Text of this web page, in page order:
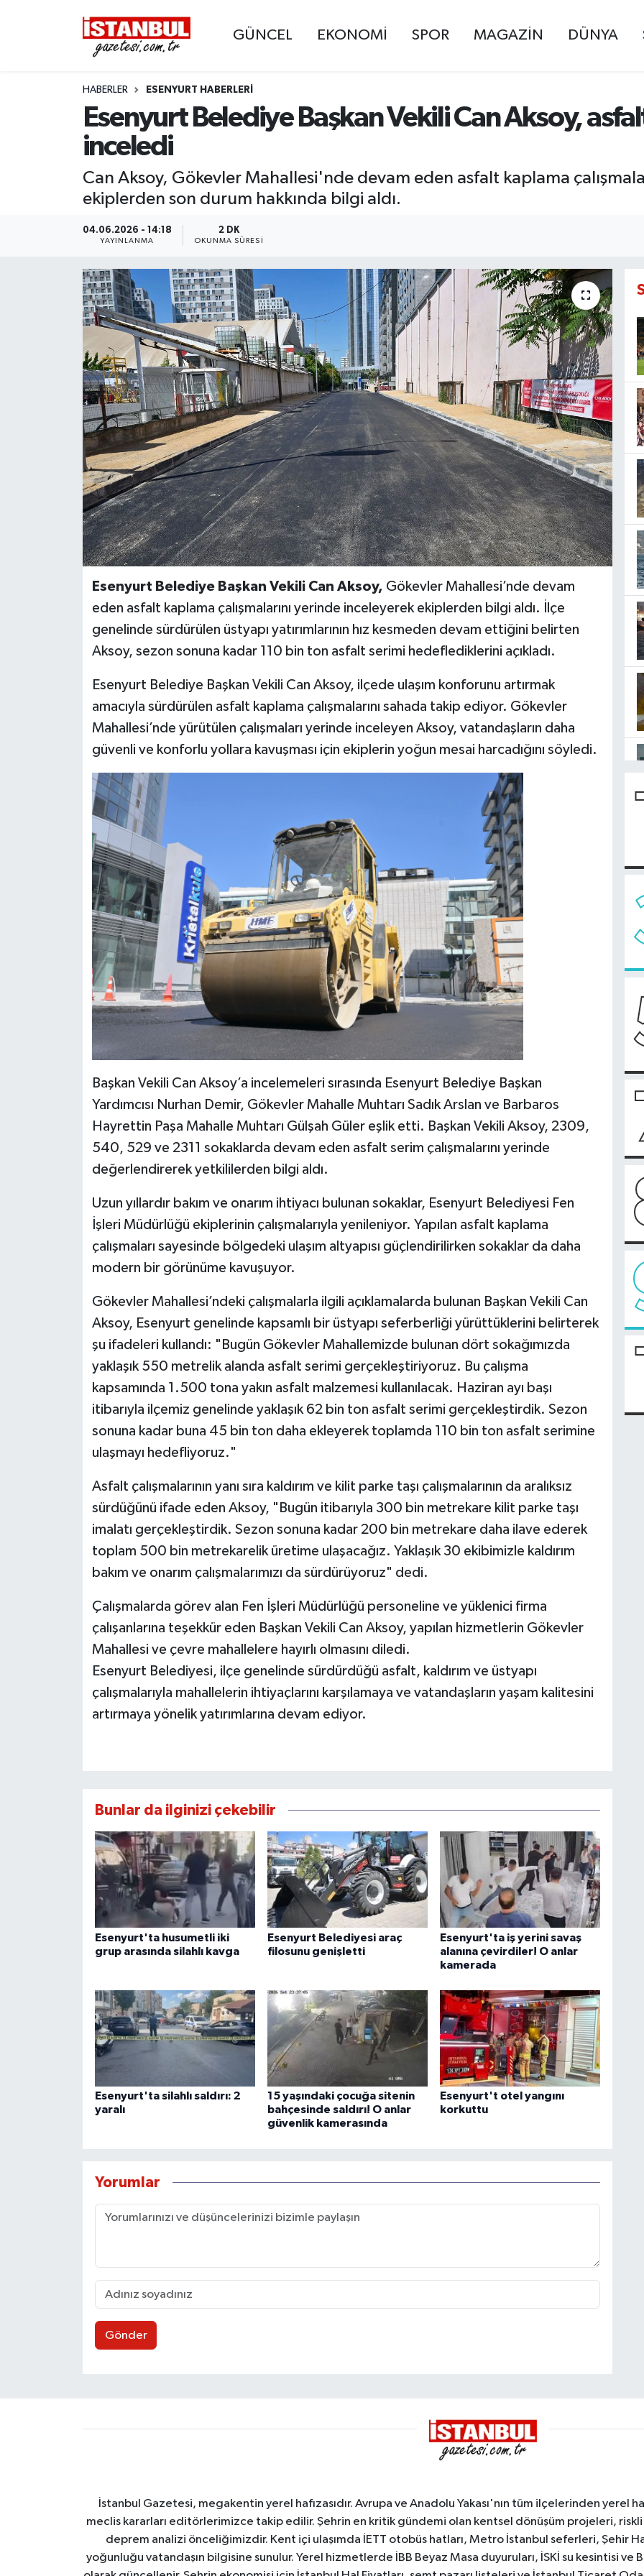
GÜNCEL EKONOMİ SPOR MAGAZİN DÜNYA
HABERLER ESENYURT HABERLERI
Esenyurt Belediye Başkan Vekili Can Aksoy, asfalt
inceledi
Can Aksoy, Gökevler Mahallesi'nde devam eden asfalt kaplama
ekiplerden son durum hakkında bilgi aldı.
04.06.2026 - 14:18
YAYINLANMA
2 DK
OKUNMA SÜRESI
Esenyurt Belediye Başkan Vekili Can Aksoy, Gökevler Mahallesi’nde devam
eden asfalt kaplama çalışmalarını yerinde inceleyerek ekiplerden bilgi aldı. İlçe
genelinde sürdürülen üstyapı yatırımlarının hız kesmeden devam ettiğini belirten
Aksoy, sezon sonuna kadar 110 bin ton asfalt serimi hedeflediklerini açıkladı.
Esenyurt Belediye Başkan Vekili Can Aksoy, ilçede ulaşım konforunu artırmak
amacıyla sürdürülen asfalt kaplama çalışmalarını sahada takip ediyor. Gökevler
Mahallesi’nde yürütülen çalışmaları yerinde inceleyen Aksoy, vatandaşların daha
güvenli ve konforlu yollara kavuşması için ekiplerin yoğun mesai harcadığını söyledi.
Başkan Vekili Can Aksoy’a incelemeleri sırasında Esenyurt Belediye Başkan
Yardımcısı Nurhan Demir, Gökevler Mahalle Muhtarı Sadık Arslan ve Barbaros
Hayrettin Paşa Mahalle Muhtarı Gülşah Güler eşlik etti. Başkan Vekili Aksoy, 2309,
540, 529 ve 2311 sokaklarda devam eden asfalt serim çalışmalarını yerinde
değerlendirerek yetkililerden bilgi aldı.
Uzun yıllardır bakım ve onarım ihtiyacı bulunan sokaklar, Esenyurt Belediyesi Fen
İşleri Müdürlüğü ekiplerinin çalışmalarıyla yenileniyor. Yapılan asfalt kaplama
çalışmaları sayesinde bölgedeki ulaşım altyapısı güçlendirilirken sokaklar da daha
modern bir görünüme kavuşuyor.
Gökevler Mahallesi’ndeki çalışmalarla ilgili açıklamalarda bulunan Başkan Vekili Can
Aksoy, Esenyurt genelinde kapsamlı bir üstyapı seferberliği yürüttüklerini belirterek
şu ifadeleri kullandı: "Bugün Gökevler Mahallemizde bulunan dört sokağımızda
yaklaşık 550 metrelik alanda asfalt serimi gerçekleştiriyoruz. Bu çalışma
kapsamında 1.500 tona yakın asfalt malzemesi kullanılacak. Haziran ayı başı
itibarıyla ilçemiz genelinde yaklaşık 62 bin ton asfalt serimi gerçekleştirdik. Sezon
sonuna kadar buna 45 bin ton daha ekleyerek toplamda 110 bin ton asfalt serimine
ulaşmayı hedefliyoruz."
Asfalt çalışmalarının yanı sıra kaldırım ve kilit parke taşı çalışmalarının da aralıksız
sürdüğünü ifade eden Aksoy, "Bugün itibarıyla 300 bin metrekare kilit parke taşı
imalatı gerçekleştirdik. Sezon sonuna kadar 200 bin metrekare daha ilave ederek
toplam 500 bin metrekarelik üretime ulaşacağız. Yaklaşık 30 ekibimizle kaldırım
bakım ve onarım çalışmalarımızı da sürdürüyoruz" dedi.
Çalışmalarda görev alan Fen İşleri Müdürlüğü personeline ve yüklenici firma
çalışanlarına teşekkür eden Başkan Vekili Can Aksoy, yapılan hizmetlerin Gökevler
Mahallesi ve çevre mahallelere hayırlı olmasını diledi.
Esenyurt Belediyesi, ilçe genelinde sürdürdüğü asfalt, kaldırım ve üstyapı
çalışmalarıyla mahallelerin ihtiyaçlarını karşılamaya ve vatandaşların yaşam kalitesini
artırmaya yönelik yatırımlarına devam ediyor.
Bunlar da ilginizi çekebilir
Esenyurt'ta husumetli iki
grup arasında silahlı kavga
Esenyurt Belediyesi araç
filosunu genişletti
Esenyurt'ta iş yerini savaş
alanına çevirdiler! O anlar
kamerada
Esenyurt'ta silahlı saldırı: 2
yaralı
15 yaşındaki çocuğa sitenin
bahçesinde saldırı! O anlar
güvenlik kamerasında
Esenyurt't otel yangını
korkuttu
Yorumlar
Gönder
İstanbul Gazetesi, megakentin yerel hafızasıdır. Avrupa ve Anadolu Yakası'nın tüm ilçelerinden yerel
meclis kararları editörlerimizce takip edilir. Şehrin en kritik gündemi olan kentsel dönüşüm projeleri, riskli
deprem analizi önceliğimizdir. Kent içi ulaşımda İETT otobüs hatları, Metro İstanbul seferleri, Şehir
yoğunluğu vatandaşın bilgisine sunulur. Yerel hizmetlerde İBB Beyaz Masa duyuruları, İSKİ su kesintisi ve
EKONOMİ
İSTANBUL
KÜLTÜR SANAT
SAĞLIK
BİLİM VE TEKNOLOJİ
OTOMOBİL
KURUMSAL
Nöbetçi Eczaneler
Hava Durumu
Trafik Durumu
Tüm Manşetler
Son Dakika Haberleri
Haber Arşivi